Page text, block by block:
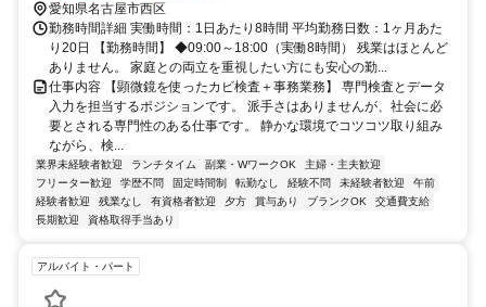
愛知県名古屋市西区
勤務時間詳細 実働時間：1日あたり8時間 平均勤務日数：1ヶ月あた
り20日 【勤務時間】 ◆09:00～18:00（実働8時間） 残業はほとんど
ありません。 家庭との両立を重視したい方にも安心の勤...
仕事内容 【顕微鏡を使ったカビ検査＋事務業務】 専門検査とデータ
入力を担当するポジションです。 派手さはありませんが、社会に必
要とされる専門性のある仕事です。 静かな環境でコツコツ取り組み
ながら、検...
業界未経験者歓迎 ランチタイム 副業・WワークOK
主婦・主夫歓迎
フリーター歓迎
学歴不問 固定時間制 転勤なし 経験不問 未経験者歓迎
午前
経験者歓迎
残業なし 有資格者歓迎 夕方 賞与あり ブランクOK
交通費支給
長期歓迎
資格取得手当あり
アルバイト・パート